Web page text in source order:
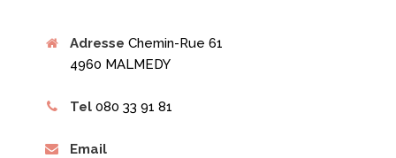
Adresse Chemin-Rue 61
4960 MALMEDY
Tel 080 33 91 81
Email